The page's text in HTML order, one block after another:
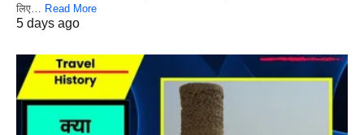
लिए… Read More
5 days ago